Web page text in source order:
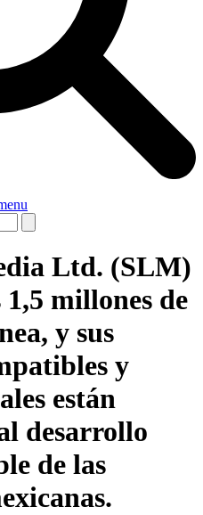
Ltd. (SLM)
millones de
y sus
y
están
desarrollo
de las